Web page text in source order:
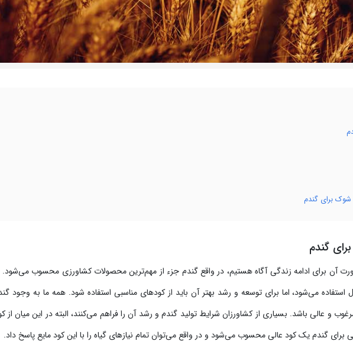
شوک برای گندم
گندم
آن برای ادامه زندگی آگاه هستیم، در واقع گندم جزء از مهم‌ترین محصولات کشاورزی محسوب می‌شود.
استفاده می‌شود، اما برای توسعه و رشد بهتر آن باید از کودهای مناسبی استفاده شود. همه ما به وجود
و عالی باشد. بسیاری از کشاورزان شرایط تولید گندم و رشد آن را فراهم می‌کنند، البته در این میان از
برای گندم یک کود عالی محسوب می‌شود و در واقع می‌توان تمام نیازهای گیاه را با این کود مایع پاسخ داد.